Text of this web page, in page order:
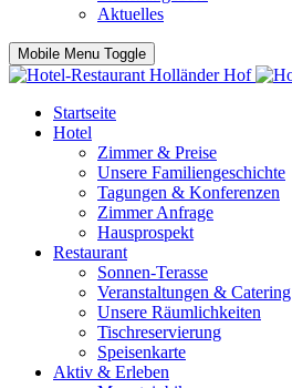
Aktuelles
Mobile Menu Toggle
Startseite
Hotel
Zimmer & Preise
Unsere Familiengeschichte
Tagungen & Konferenzen
Zimmer Anfrage
Hausprospekt
Restaurant
Sonnen-Terasse
Veranstaltungen & Catering
Unsere Räumlichkeiten
Tischreservierung
Speisenkarte
Aktiv & Erleben